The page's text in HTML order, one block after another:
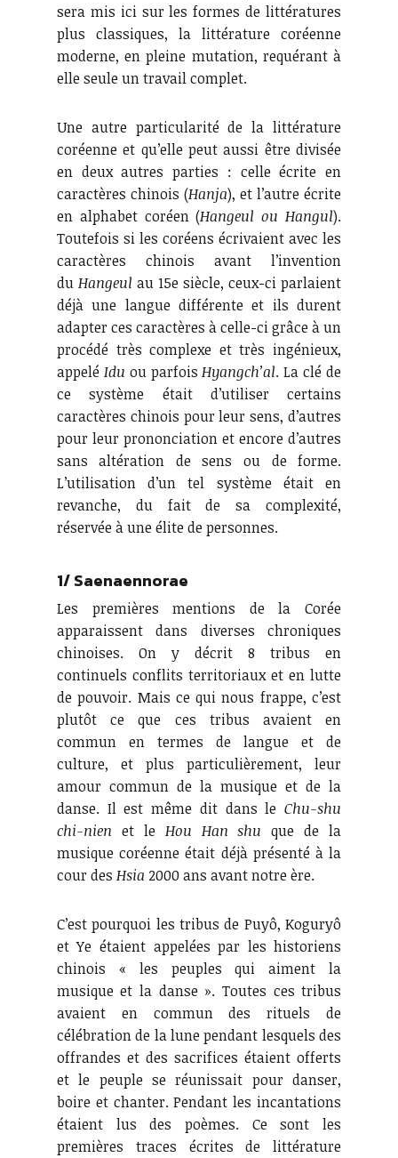
sera mis ici sur les formes de littératures
plus classiques, la littérature coréenne
moderne, en pleine mutation, requérant à
elle seule un travail complet.
Une autre particularité de la littérature
coréenne et qu’elle peut aussi être divisée
en deux autres parties : celle écrite en
caractères chinois (Hanja), et l’autre écrite
en alphabet coréen (Hangeul ou Hangul).
Toutefois si les coréens écrivaient avec les
caractères chinois avant l’invention
du Hangeul au 15e siècle, ceux-ci parlaient
déjà une langue différente et ils durent
adapter ces caractères à celle-ci grâce à un
procédé très complexe et très ingénieux,
appeléIdu ou parfoisHyangch’al. La clé de
ce système était d’utiliser certains
caractères chinois pour leur sens, d’autres
pour leur prononciation et encore d’autres
sans altération de sens ou de forme.
L’utilisation d’un tel système était en
revanche, du fait de sa complexité,
réservée à une élite de personnes.
1/ Saenaennorae
Les premières mentions de la Corée
apparaissent dans diverses chroniques
chinoises. On y décrit 8 tribus en
continuels conflits territoriaux et en lutte
de pouvoir. Mais ce qui nous frappe, c’est
plutôt ce que ces tribus avaient en
commun en termes de langue et de
culture, et plus particulièrement, leur
amour commun de la musique et de la
danse. Il est même dit dans leChu-shu
chi-nien et le Hou Han shuque de la
musique coréenne était déjà présenté à la
cour des Hsia 2000 ans avant notre ère.
C’est pourquoi les tribus de Puyô, Koguryô
et Ye étaient appelées par les historiens
chinois « les peuples qui aiment la
musique et la danse ». Toutes ces tribus
avaient en commun des rituels de
célébration de la lune pendant lesquels des
offrandes et des sacrifices étaient offerts
et le peuple se réunissait pour danser,
boire et chanter. Pendant les incantations
étaient lus des poèmes. Ce sont les
premières traces écrites de littérature